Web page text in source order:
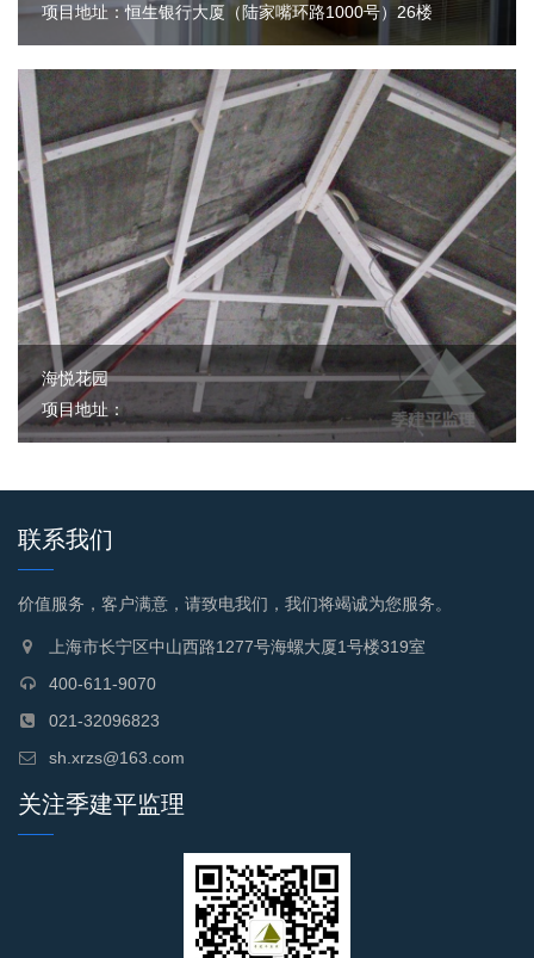
项目地址：恒生银行大厦（陆家嘴环路1000号）26楼
海悦花园
项目地址：
联系我们
价值服务，客户满意，请致电我们，我们将竭诚为您服务。
上海市长宁区中山西路1277号海螺大厦1号楼319室
400-611-9070
021-32096823
sh.xrzs@163.com
关注季建平监理